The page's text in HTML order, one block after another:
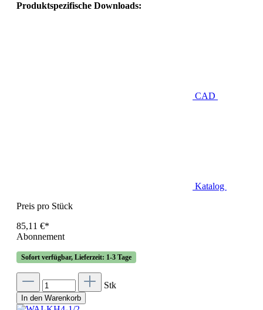
Produktspezifische Downloads:
CAD
Katalog
Preis pro Stück
85,11 €*
Abonnement
Sofort verfügbar, Lieferzeit: 1-3 Tage
Stk
In den Warenkorb